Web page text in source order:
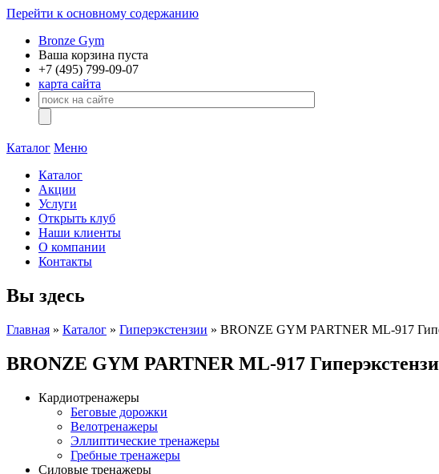
Перейти к основному содержанию
Bronze Gym
Ваша корзина пуста
+7 (495) 799-09-07
карта сайта
Каталог Меню
Каталог
Акции
Услуги
Открыть клуб
Наши клиенты
О компании
Контакты
Вы здесь
Главная » Каталог » Гиперэкстензии » BRONZE GYM PARTNER ML-917
BRONZE GYM PARTNER ML-917
Кардиотренажеры
Беговые дорожки
Велотренажеры
Эллиптические тренажеры
Гребные тренажеры
Силовые тренажеры